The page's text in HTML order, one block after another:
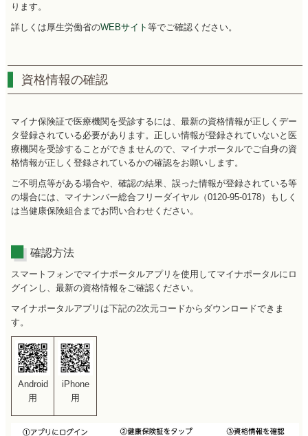
ります。
詳しくは厚生労働省のWEBサイト 等でご確認ください。
資格情報の確認
マイナ保険証で医療機関を受診するには、最新の資格情報が正しくデー
タ登録されている必要があります。正しい情報が登録されていないと医
療機関を受診することができませんので、マイナポータルでご自身の資
格情報が正しく登録されているかの確認をお願いします。
ご不明点等がある場合や、確認の結果、誤った情報が登録されている等
の場合には、マイナンバー総合フリーダイヤル（0120-95-0178）もしく
は当健康保険組合までお問い合わせください。
確認方法
スマートフォンでマイナポータルアプリを使用してマイナポータルにロ
グインし、最新の資格情報をご確認ください。
マイナポータルアプリは下記の2次元コードからダウンロードできま
す。
Android
用
iPhone
用